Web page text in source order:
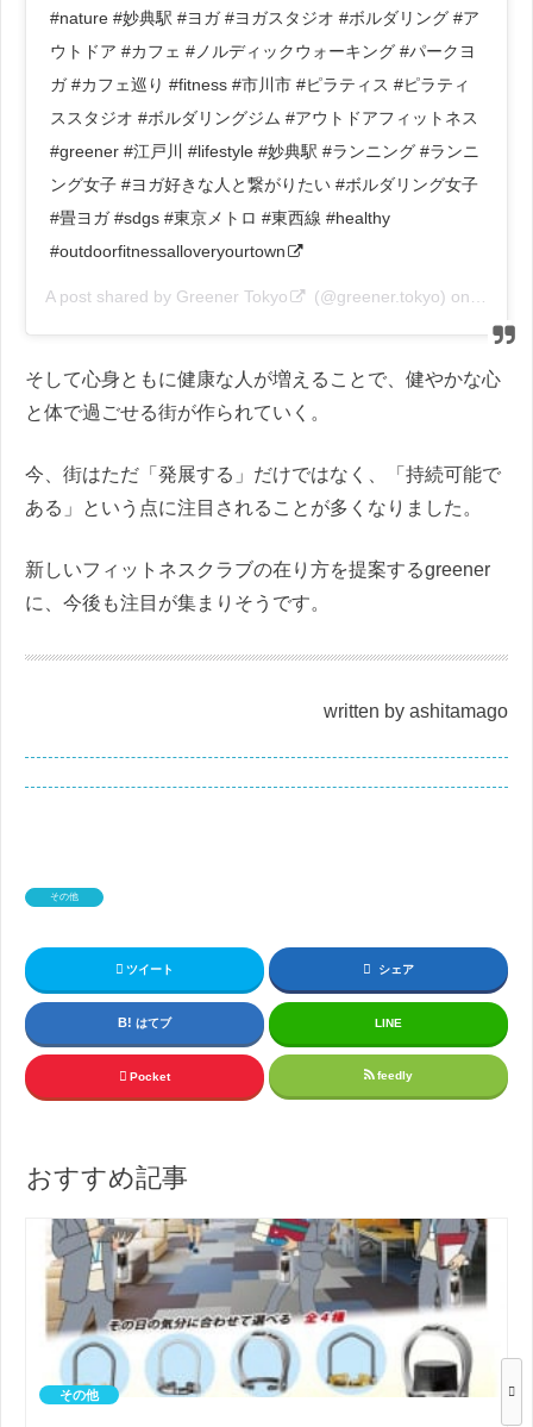
#nature #妙典駅 #ヨガ #ヨガスタジオ #ボルダリング #ア
ウトドア #カフェ #ノルディックウォーキング #パークヨ
ガ #カフェ巡り #fitness #市川市 #ピラティス #ピラティ
ススタジオ #ボルダリングジム #アウトドアフィットネス
#greener #江戸川 #lifestyle #妙典駅 #ランニング #ランニ
ング女子 #ヨガ好きな人と繋がりたい #ボルダリング女子
#畳ヨガ #sdgs #東京メトロ #東西線 #healthy
#outdoorfitnessalloveryourtown
A post shared by Greener Tokyo (@greener.tokyo) on
そして心身ともに健康な人が増えることで、健やかな心
と体で過ごせる街が作られていく。
今、街はただ「発展する」だけではなく、「持続可能で
ある」という点に注目されることが多くなりました。
新しいフィットネスクラブの在り方を提案するgreener
に、今後も注目が集まりそうです。
written by ashitamago
その他
ツイート シェア
はてブ LINE
Pocket feedly
おすすめ記事
その他